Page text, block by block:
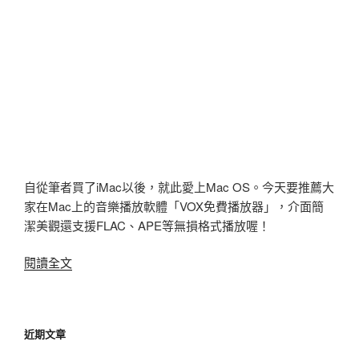
自從筆者買了iMac以後，就此愛上Mac OS。今天要推薦大
家在Mac上的音樂播放軟體「VOX免費播放器」，介面簡
潔美觀還支援FLAC、APE等無損格式播放喔！
閱讀全文〈Mac
近期文章